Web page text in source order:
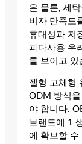
은 물론, 세
비자 만족도
휴대성과 저
과다사용 우
를 보이고 있
젤형 고체형
ODM 방식을
야 합니다.
브랜드에 1
에 확보할 수